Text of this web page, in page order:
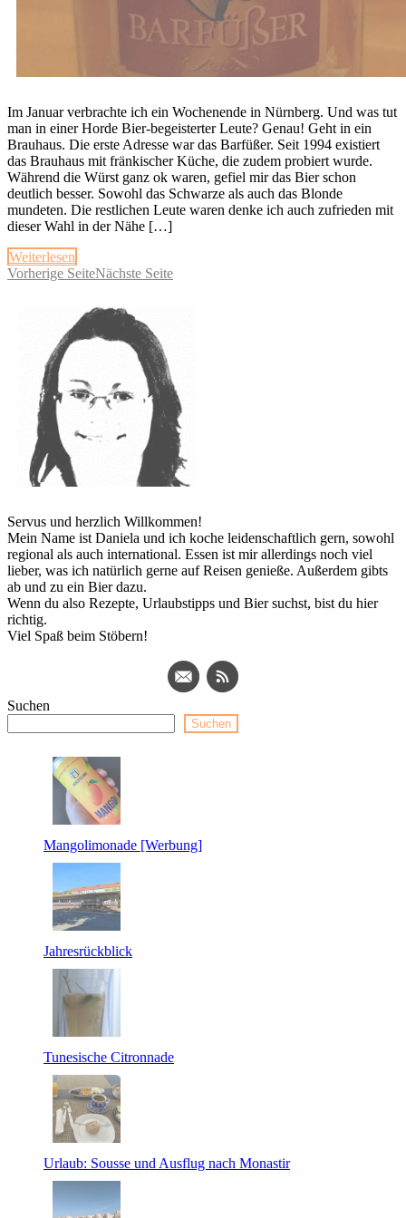
Im Januar verbrachte ich ein Wochenende in Nürnberg. Und was tut
man in einer Horde Bier-begeisterter Leute? Genau! Geht in ein
Brauhaus. Die erste Adresse war das Barfüßer. Seit 1994 existiert
das Brauhaus mit fränkischer Küche, die zudem probiert wurde.
Während die Würst ganz ok waren, gefiel mir das Bier schon
deutlich besser. Sowohl das Schwarze als auch das Blonde
mundeten. Die restlichen Leute waren denke ich auch zufrieden mit
dieser Wahl in der Nähe […]
Weiterlesen
Vorherige SeiteNächste Seite
Servus und herzlich Willkommen!
Mein Name ist Daniela und ich koche leidenschaftlich gern, sowohl
regional als auch international. Essen ist mir allerdings noch viel
lieber, was ich natürlich gerne auf Reisen genieße. Außerdem gibts
ab und zu ein Bier dazu.
Wenn du also Rezepte, Urlaubstipps und Bier suchst, bist du hier
richtig.
Viel Spaß beim Stöbern!
Suchen
Suchen
Mangolimonade [Werbung]
Jahresrückblick
Tunesische Citronnade
Urlaub: Sousse und Ausflug nach Monastir